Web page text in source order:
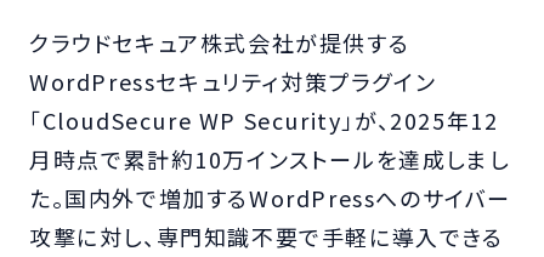
クラウドセキュア株式会社が提供する
WordPressセキュリティ対策プラグイン
「CloudSecure WP Security」が、2025年12
月時点で累計約10万インストールを達成しまし
た。国内外で増加するWordPressへのサイバー
攻撃に対し、専門知識不要で手軽に導入できる